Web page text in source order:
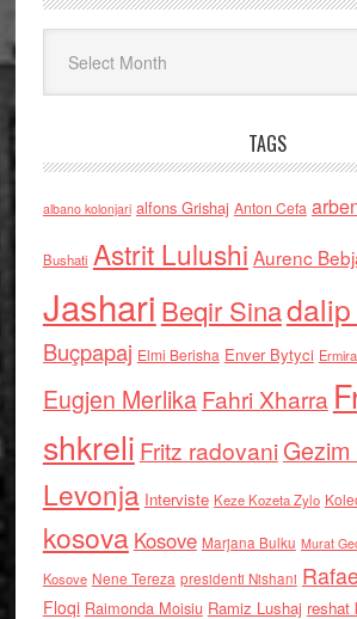
TAGS
albano kolonjari alfons Grishaj Anton Cefa
Bushati Astrit Lulushi Aurenc
Jashari Beqir Sina
Buçpapaj Elmi Berisha Enver Bytyci
Eugjen MerlikaFahri Xharra
shkreli Fritz radovani
Levonja Interviste Keze Kozeta Zylo
kosova Kosove Marjana Bulku Murat
Kosove Nene Tereza presidenti Nishani
Floqi Raimonda Moisiu Ramiz Lushaj reshat